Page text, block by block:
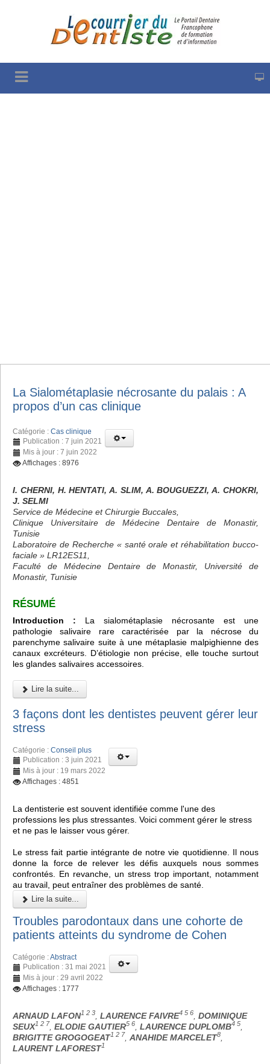
La Sialométaplasie nécrosante du palais : A
propos d’un cas clinique
Catégorie : Cas clinique
Publication : 7 juin 2021
Mis à jour : 7 juin 2022
Affichages : 8976
I. CHERNI, H. HENTATI, A. SLIM, A. BOUGUEZZI, A. CHOKRI,
J. SELMI
Service de Médecine et Chirurgie Buccales,
Clinique Universitaire de Médecine Dentaire de Monastir,
Tunisie
Laboratoire de Recherche « santé orale et réhabilitation bucco-
faciale » LR12ES11,
Faculté de Médecine Dentaire de Monastir, Université de
Monastir, Tunisie
RÉSUMÉ
Introduction : La sialométaplasie nécrosante est une
pathologie salivaire rare caractérisée par la nécrose du
parenchyme salivaire suite à une métaplasie malpighienne des
canaux excréteurs. D’étiologie non précise, elle touche surtout
les glandes salivaires accessoires.
Lire la suite...
3 façons dont les dentistes peuvent gérer leur
stress
Catégorie : Conseil plus
Publication : 3 juin 2021
Mis à jour : 19 mars 2022
Affichages : 4851
La dentisterie est souvent identifiée comme l'une des
professions les plus stressantes. Voici comment gérer le stress
et ne pas le laisser vous gérer.
Le stress fait partie intégrante de notre vie quotidienne. Il nous
donne la force de relever les défis auxquels nous sommes
confrontés. En revanche, un stress trop important, notamment
au travail, peut entraîner des problèmes de santé.
Lire la suite...
Troubles parodontaux dans une cohorte de
patients atteints du syndrome de Cohen
Catégorie :Abstract
Publication : 31 mai 2021
Mis à jour : 29 avril 2022
Affichages : 1777
ARNAUD LAFON1 2 3 LAURENCE FAIVRE4 5 6
DOMINIQUE
SEUX1 2 7 ELODIE GAUTIER5 6 LAURENCE DUPLOMB4 5
BRIGITTE GROGOGEAT1 2 7 ANAHIDE MARCELET8
LAURENT LAFOREST1